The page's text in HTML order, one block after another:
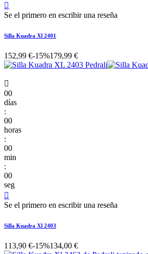

Se el primero en escribir una reseña
Silla Kuadra Xl 2401
152,99 €-15%179,99 €

00
días
:
00
horas
:
00
min
:
00
seg

Se el primero en escribir una reseña
Silla Kuadra Xl 2403
113,90 €-15%134,00 €